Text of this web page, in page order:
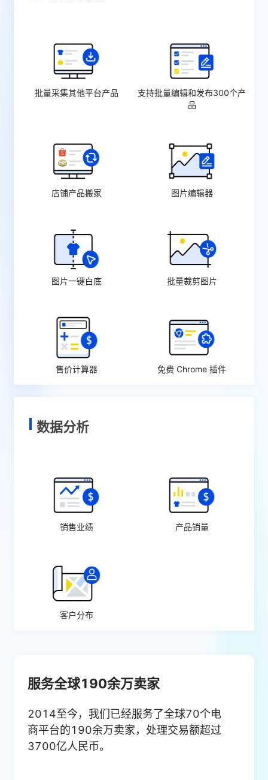
批量采集其他平台产品
支持批量编辑和发布300个产
品
店铺产品搬家 图片编辑器
图片一键白底 批量裁剪图片
售价计算器 免费 Chrome 插件
数据分析
销售业绩 产品销量
客户分布
服务全球190余万卖家
2014至今，我们已经服务了全球70个电
商平台的190余万卖家，处理交易额超过
3700亿人民币。